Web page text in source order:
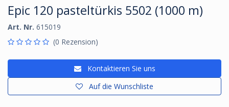
Epic 120 pasteltürkis 5502 (1000 m)
Art. Nr. 615019
(0 Rezension)
Kontaktieren Sie uns
Auf die Wunschliste